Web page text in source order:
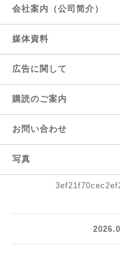
会社案内（公司简介）
媒体資料
広告に関して
購読のご案内
お問い合わせ
写真